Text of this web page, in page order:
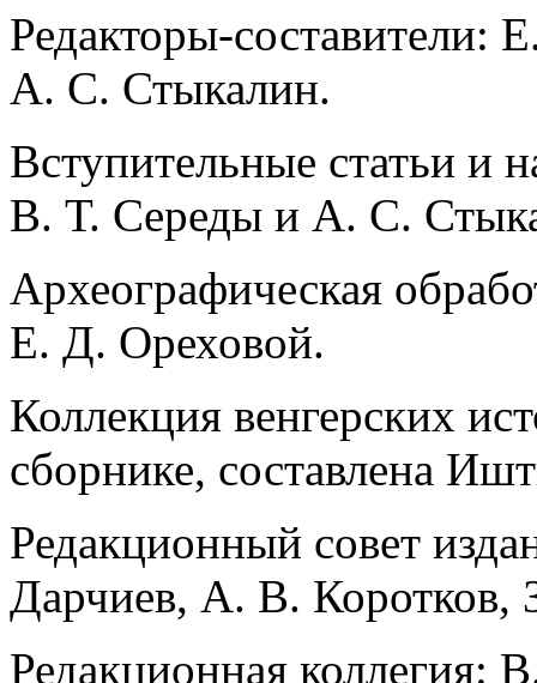
Редакторы-составители:
А. С. Стыкалин.
Вступительные статьи и
В. Т. Середы и А. С.
Археографическая
Е. Д. Ореховой.
Коллекция венгерских
сборнике, составлена
Редакционный совет
Дарчиев, А. В. Коротков,
Редакционная